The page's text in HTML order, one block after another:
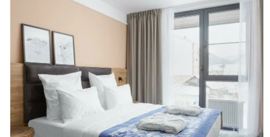
Роза Хутор • спокойный отдых и spa
2 ночи в июне от 14 200 ₽
Посмотреть отель